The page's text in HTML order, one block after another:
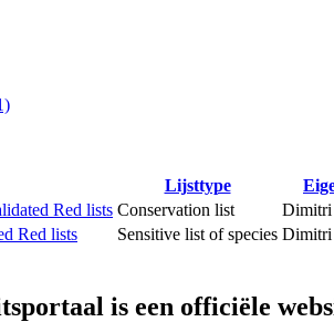
Lijsttype
Red lists Conservation list Dimitri
Red lists
Sensitive list of species Dimitri
is een officiële